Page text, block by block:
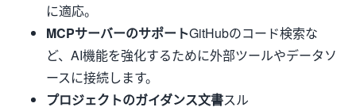
に適応。
MCPサーバーのサポートGitHubのコード検索な
ど、AI機能を強化するために外部ツールやデータソ
ースに接続します。
プロジェクトのガイダンス文書スル